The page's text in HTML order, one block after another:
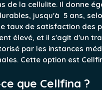
de la cellulite. Il donne
jusqu'à 5 ans,
taux de satisfaction des
élevé, et il s'agit d'un
par les instances
Cette option est
que Cellfina ?